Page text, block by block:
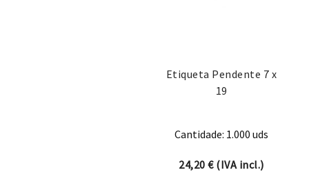
Etiqueta Pendente 7 x
19
Cantidade: 1.000 uds
24,20€(IVA incl.)